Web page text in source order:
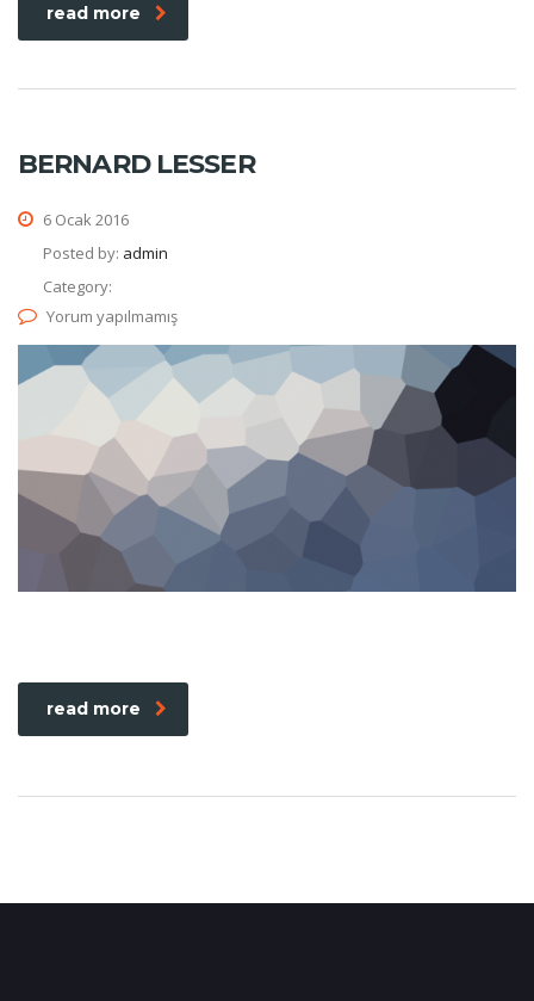
read more
BERNARD LESSER
6 Ocak 2016
Posted by: admin
Category:
Yorum yapılmamış
read more